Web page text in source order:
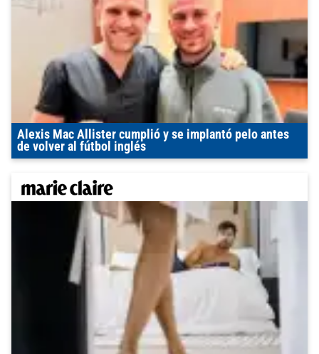
Alexis Mac Allister cumplió y se implantó pelo antes
de volver al fútbol inglés